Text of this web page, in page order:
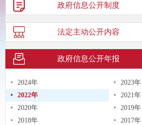
政府信息公开制度
法定主动公开内容
政府信息公开年报
2024年
2023年
2022年
2021年
2020年
2019年
2018年
2017年